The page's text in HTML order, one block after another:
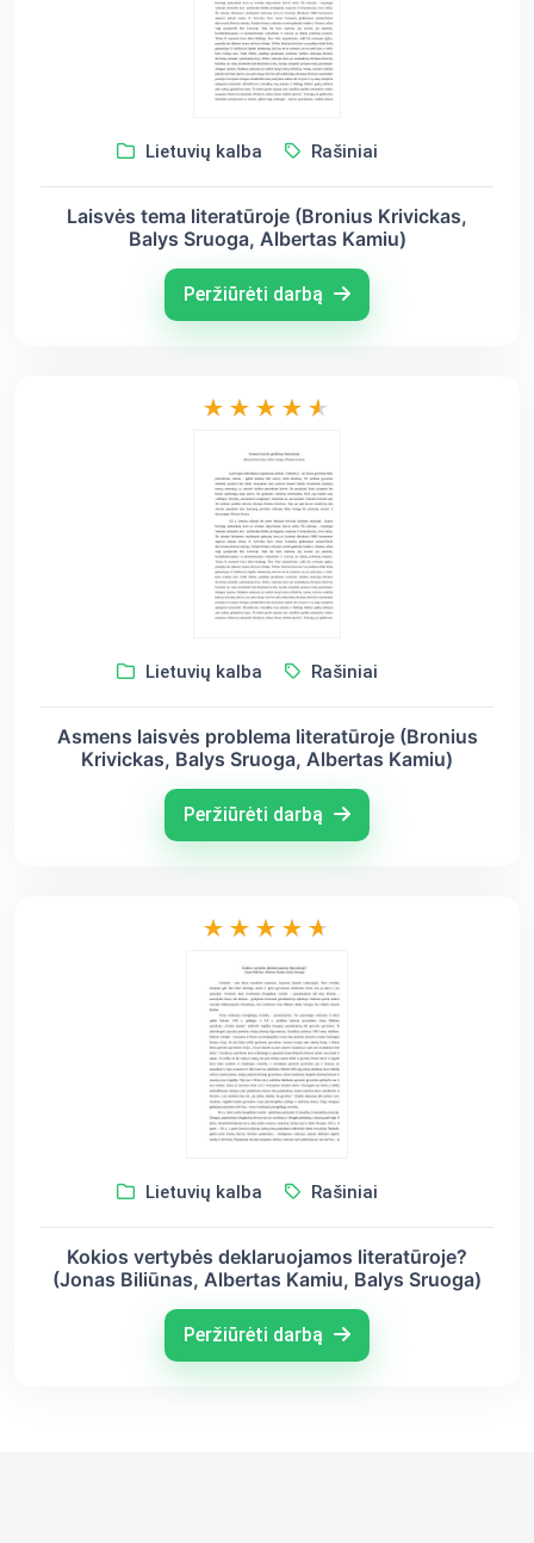
Lietuvių kalba Rašiniai
Laisvės tema literatūroje (Bronius Krivickas,
Balys Sruoga, Albertas Kamiu)
Peržiūrėti darbą
Lietuvių kalba Rašiniai
Asmens laisvės problema literatūroje (Bronius
Krivickas, Balys Sruoga, Albertas Kamiu)
Peržiūrėti darbą
Lietuvių kalba Rašiniai
Kokios vertybės deklaruojamos literatūroje?
(Jonas Biliūnas, Albertas Kamiu, Balys Sruoga)
Peržiūrėti darbą